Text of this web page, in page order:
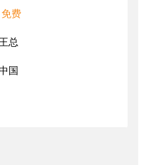
免费
总
国